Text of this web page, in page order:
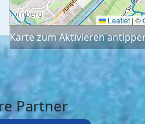
Leaflet | ©
Karte zum Aktivieren
Partner